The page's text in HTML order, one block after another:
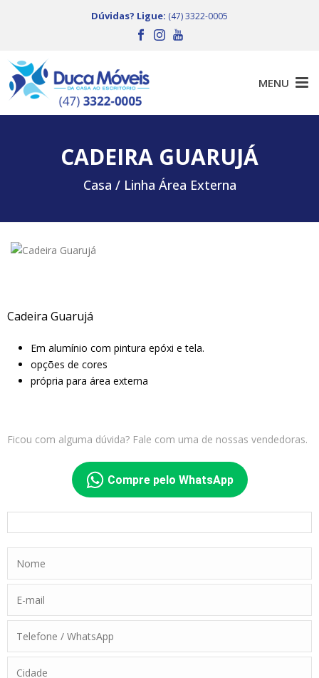
Dúvidas? Ligue: (47) 3322-0005
CADEIRA GUARUJÁ
Casa / Linha Área Externa
Cadeira Guarujá
Em alumínio com pintura epóxi e tela.
opções de cores
própria para área externa
Ficou com alguma dúvida? Fale com uma de nossas vendedoras.
Compre pelo WhatsApp